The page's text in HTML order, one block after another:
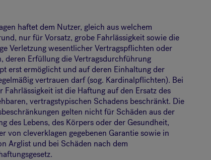
haftet dem Nutzer, gleich aus welchem
nur für Vorsatz, grobe Fahrlässigkeit sowie die
Verletzung wesentlicher Vertragspflichten oder
deren Erfüllung die Vertragsdurchführung
erst ermöglicht und auf deren Einhaltung der
vertrauen darf (sog. Kardinalpflichten). Bei
Fahrlässigkeit ist die Haftung auf den Ersatz des
vertragstypischen Schadens beschränkt. Die
gelten nicht für Schäden aus der
des Lebens, des Körpers oder der Gesundheit,
von cleverklagen gegebenen Garantie sowie in
Arglist und bei Schäden nach dem